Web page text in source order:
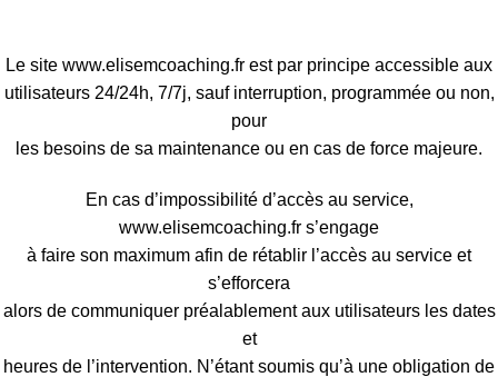
Le site www.elisemcoaching.fr est par principe accessible aux
utilisateurs 24/24h, 7/7j, sauf interruption, programmée ou non,
pour
les besoins de sa maintenance ou en cas de force majeure.
En cas d’impossibilité d’accès au service,
www.elisemcoaching.fr s’engage
à faire son maximum afin de rétablir l’accès au service et
s’efforcera
alors de communiquer préalablement aux utilisateurs les dates
et
heures de l’intervention. N’étant soumis qu’à une obligation de